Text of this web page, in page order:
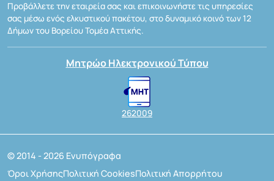
Προβάλλετε την εταιρεία σας και επικοινωνήστε τις υπηρεσίες
σας μέσω ενός ελκυστικού πακέτου, στο δυναμικό κοινό των 12
Δήμων του Βορείου Τομέα Αττικής.
Μητρώο Ηλεκτρονικού Τύπου
262009
© 2014 - 2026 Ενυπόγραφα
Όροι ΧρήσηςΠολιτική CookiesΠολιτική Απορρήτου